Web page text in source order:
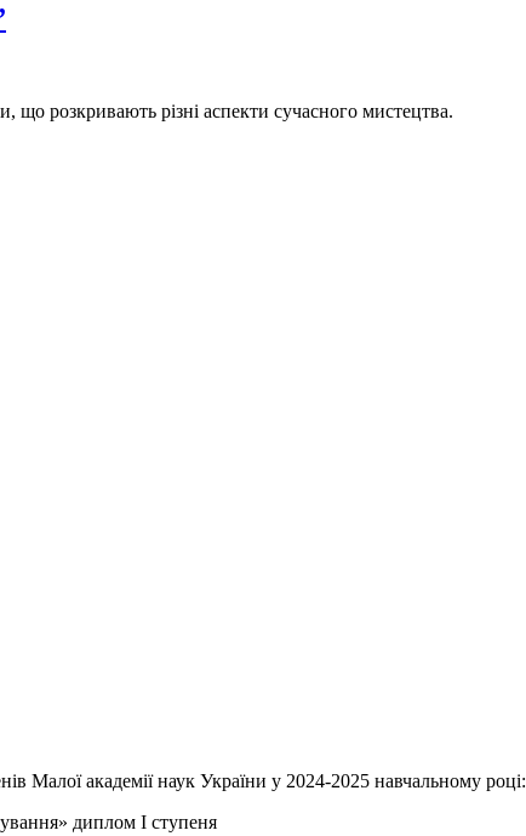
що розкривають різні аспекти сучасного мистецтва.
Малої академії наук України у 2024-2025 навчальному році:
диплом І ступеня